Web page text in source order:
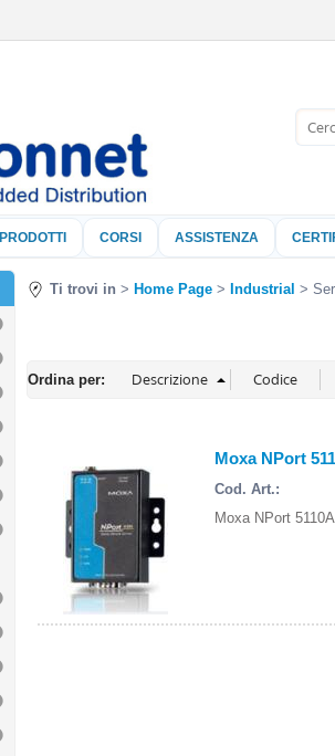
PRODOTTI CORSI ASSISTENZA
Ti trovi in Home Page Industrial
Ordina per:
Moxa NPort
Cod. Art.:
Moxa NPort